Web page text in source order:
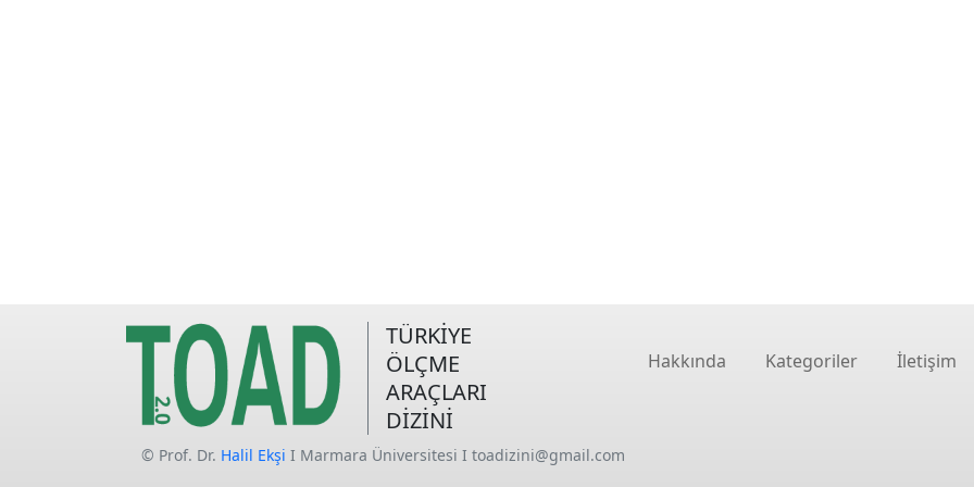
TÜRKİYE
ÖLÇME
ARAÇLARI
DİZİNİ
Hakkında Kategoriler İletişim
© Prof. Dr. Halil Ekşi I Marmara Üniversitesi I toadizini@gmail.com